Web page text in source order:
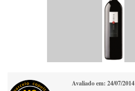
Avaliado em: 24/07/2014